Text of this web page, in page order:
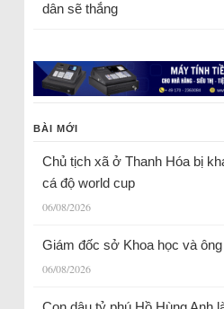
dân sẽ thắng
BÀI MỚI
Chủ tịch xã ở Thanh Hóa bị
cá độ world cup
06/08/2026
Giám đốc sở Khoa học và
06/08/2026